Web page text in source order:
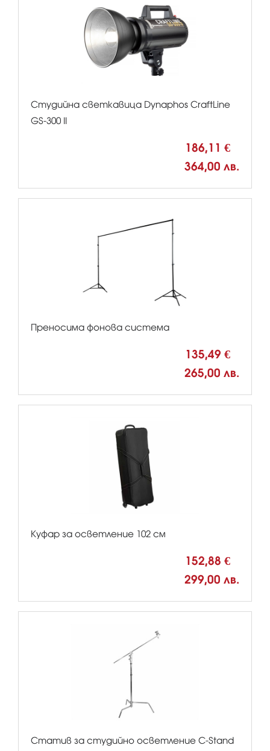
Студийна светкавица Dynaphos CraftLine
GS-300 II
186,11 €
364,00 лв.
Преносима фонова система
135,49 €
265,00 лв.
Куфар за осветление 102 см
152,88 €
299,00 лв.
Статив за студийно осветление C-Stand